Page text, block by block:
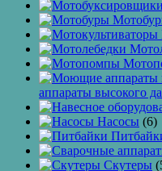
аппараты высокого
Насосы (6)
Скутеры